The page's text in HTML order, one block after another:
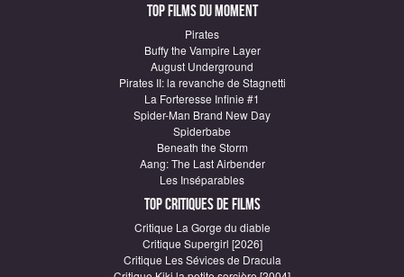
Top Films du moment
Pirates
Buffy the Vampire Layer
August Underground
Pirates II: la revanche de Stagnetti
La Forteresse Infinie #1
Spider-Man Brand New Day
Spiderbabe
Beneath the Storm
Aang: The Last Airbender
Les Inséparables
Top critiques de Films
Critique La Gorge du diable
Critique Supergirl [2026]
Critique Les Sévices de Dracula